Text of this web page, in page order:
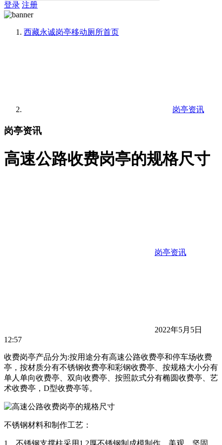
登录 注册
西藏永诚岗亭移动厕所首页
岗亭资讯
岗亭资讯
高速公路收费岗亭的规格尺寸
岗亭资讯
2022年5月5日
12:57
收费岗亭产品分为:按用途分有高速公路收费亭和停车场收费
亭，按材质分有不锈钢收费亭和彩钢收费亭、按规格大小分有
单人单向收费亭、双向收费亭、按照款式分有椭圆收费亭、艺
术收费亭，D型收费亭等。
不锈钢材料和制作工艺：
1、不锈钢支撑柱采用1.2厚不锈钢制成模制作，美观、坚固、